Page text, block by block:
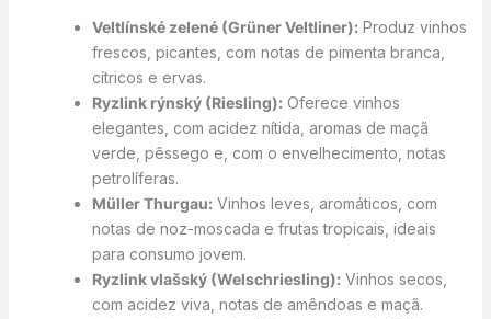
Veltlínské zelené (Grüner Veltliner):Produz vinhos
frescos, picantes, com notas de pimenta branca,
cítricos e ervas.
Ryzlink rýnský (Riesling):Oferece vinhos
elegantes, com acidez nítida, aromas de maçã
verde, pêssego e, com o envelhecimento, notas
petrolíferas.
Müller Thurgau:Vinhos leves, aromáticos, com
notas de noz-moscada e frutas tropicais, ideais
para consumo jovem.
Ryzlink vlašský (Welschriesling):Vinhos secos,
com acidez viva, notas de amêndoas e maçã.